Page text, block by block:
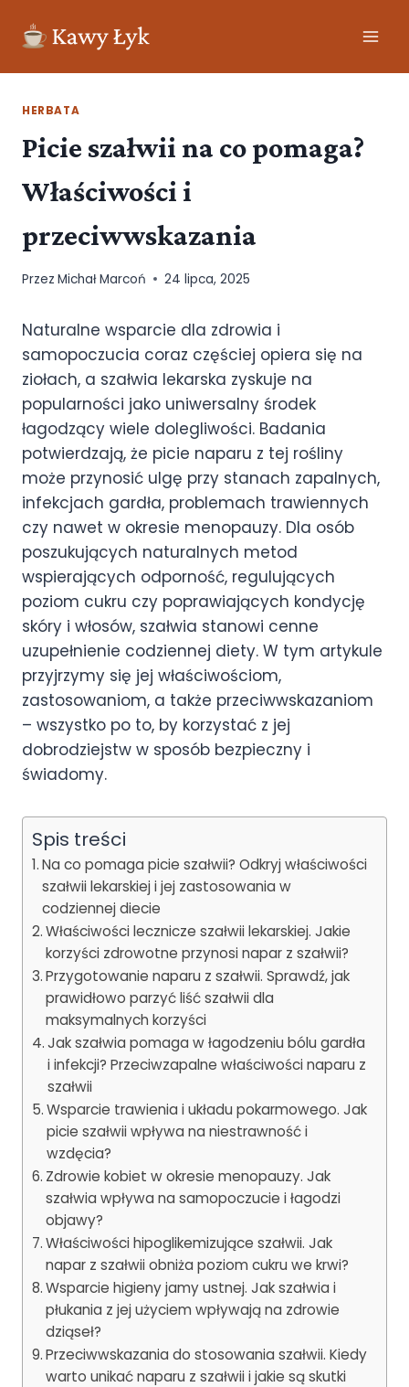
HERBATA
Picie szałwii na co pomaga?
Właściwości i
przeciwwskazania
Przez Michał Marcoń 24 lipca, 2025
Naturalne wsparcie dla zdrowia i
samopoczucia coraz częściej opiera się na
ziołach, a szałwia lekarska zyskuje na
popularności jako uniwersalny środek
łagodzący wiele dolegliwości. Badania
potwierdzają, że picie naparu z tej rośliny
może przynosić ulgę przy stanach zapalnych,
infekcjach gardła, problemach trawiennych
czy nawet w okresie menopauzy. Dla osób
poszukujących naturalnych metod
wspierających odporność, regulujących
poziom cukru czy poprawiających kondycję
skóry i włosów, szałwia stanowi cenne
uzupełnienie codziennej diety. W tym artykule
przyjrzymy się jej właściwościom,
zastosowaniom, a także przeciwwskazaniom
– wszystko po to, by korzystać z jej
dobrodziejstw w sposób bezpieczny i
świadomy.
Spis treści
Na co pomaga picie szałwii? Odkryj właściwości
szałwii lekarskiej i jej zastosowania w
codziennej diecie
Właściwości lecznicze szałwii lekarskiej. Jakie
korzyści zdrowotne przynosi napar z szałwii?
Przygotowanie naparu z szałwii. Sprawdź, jak
prawidłowo parzyć liść szałwii dla
maksymalnych korzyści
Jak szałwia pomaga w łagodzeniu bólu gardła
i infekcji? Przeciwzapalne właściwości naparu z
szałwii
Wsparcie trawienia i układu pokarmowego. Jak
picie szałwii wpływa na niestrawność i
wzdęcia?
Zdrowie kobiet w okresie menopauzy. Jak
szałwia wpływa na samopoczucie i łagodzi
objawy?
Właściwości hipoglikemizujące szałwii. Jak
napar z szałwii obniża poziom cukru we krwi?
Wsparcie higieny jamy ustnej. Jak szałwia i
płukania z jej użyciem wpływają na zdrowie
dziąseł?
Przeciwwskazania do stosowania szałwii. Kiedy
warto unikać naparu z szałwii i jakie są skutki